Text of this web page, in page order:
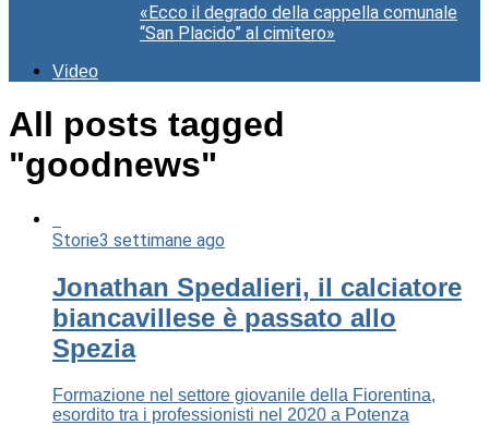
«Ecco il degrado della cappella comunale
“San Placido” al cimitero»
Video
All posts tagged
"goodnews"
Storie3 settimane ago
Jonathan Spedalieri, il calciatore
biancavillese è passato allo
Spezia
Formazione nel settore giovanile della Fiorentina,
esordito tra i professionisti nel 2020 a Potenza